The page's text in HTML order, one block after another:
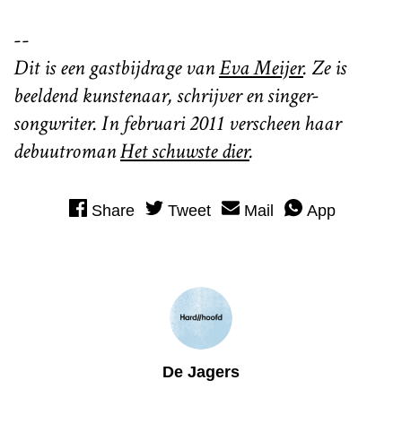
--
Dit is een gastbijdrage vanEva Meijer. Ze is
beeldend kunstenaar, schrijver en singer-
songwriter. In februari 2011 verscheen haar
debuutromanHet schuwste dier.
Share Tweet Mail App
De Jagers